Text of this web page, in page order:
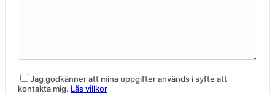
Jag godkänner att mina uppgifter används i syfte att
kontakta mig. Läs villkor